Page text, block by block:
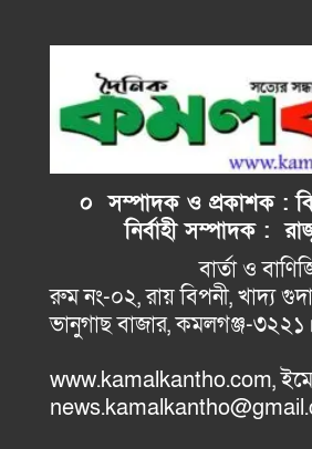
০ সম্পাদক ও প্রকাশক :
নির্বাহীসম্পাদক :
বার্তা ও বাণিজ্যিক
রুম নং-০২, রায় বিপনী, খাদ্য
ভানুগাছ বাজার,
ওয়েব
www.kamalkantho.com,